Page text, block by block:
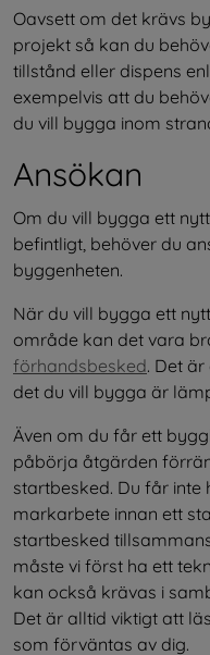
Oavsett om det krävs
projekt så kan du
tillstånd eller dispens
exempelvis att du
du vill bygga inom
Ansökan
Om du vill bygga ett
befintligt, behöver du
byggenheten.
När du vill bygga ett
förhandsbesked. Det
det du vill bygga är
Även om du får ett
påbörja åtgärden
startbesked. Du får inte
markarbete innan ett
startbesked
måste vi först ha ett
kan också krävas i
Det är alltid viktigt att
som förväntas av dig.